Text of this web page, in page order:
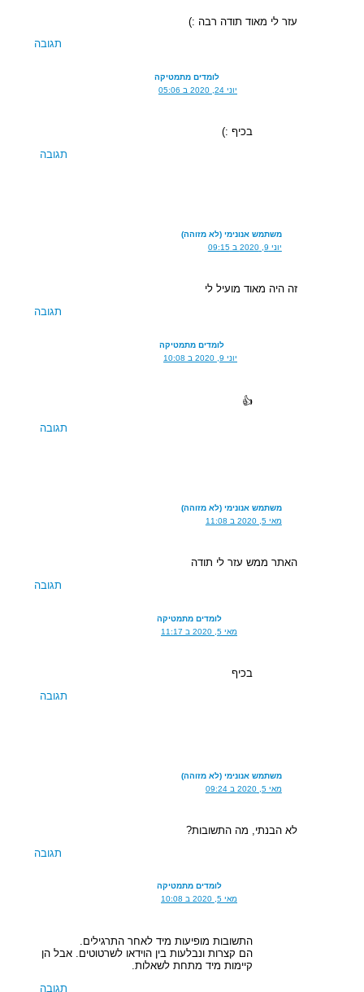
עזר לי מאוד תודה רבה :)
תגובה
לומדים מתמטיקה
יוני 24, 2020 ב 05:06
בכיף :)
תגובה
משתמש אנונימי (לא מזוהה)
יוני 9, 2020 ב 09:15
זה היה מאוד מועיל לי
תגובה
לומדים מתמטיקה
יוני 9, 2020 ב 10:08
תגובה
משתמש אנונימי (לא מזוהה)
מאי 5, 2020 ב 11:08
האתר ממש עזר לי תודה
תגובה
לומדים מתמטיקה
מאי 5, 2020 ב 11:17
בכיף
תגובה
משתמש אנונימי (לא מזוהה)
מאי 5, 2020 ב 09:24
לא הבנתי, מה התשובות?
תגובה
לומדים מתמטיקה
מאי 5, 2020 ב 10:08
התשובות מופיעות מיד לאחר התרגילים.
הם קצרות ונבלעות בין הוידאו לשרטוטים. אבל הן
קיימות מיד מתחת לשאלות.
תגובה